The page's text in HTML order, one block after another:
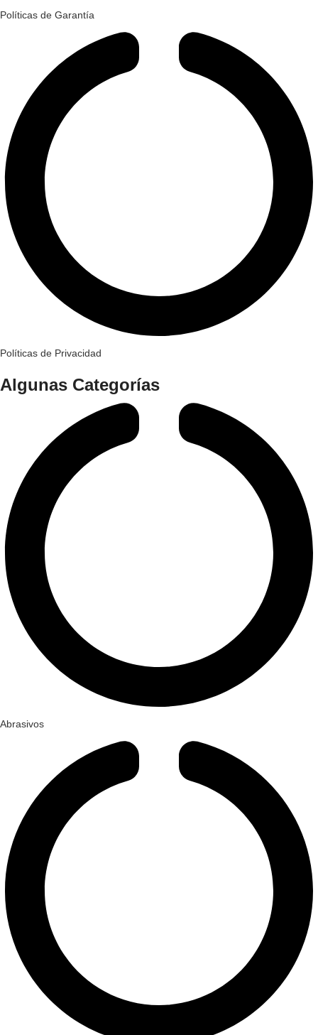
Políticas de Garantía
Políticas de Privacidad
Algunas Categorías
Abrasivos